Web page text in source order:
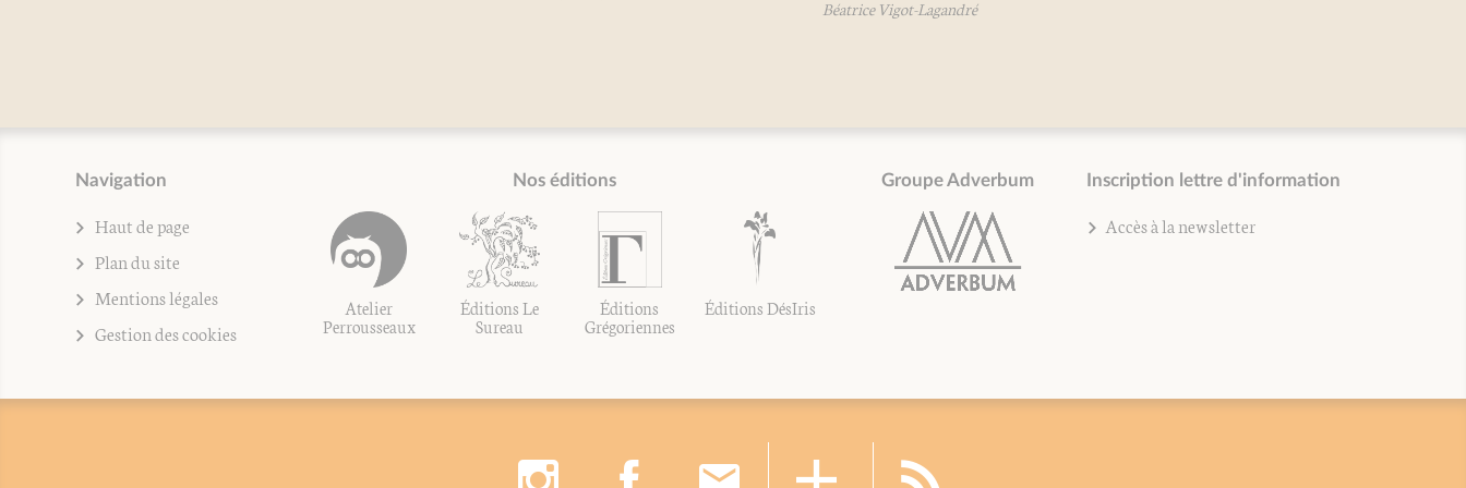
Béatrice Vigot-Lagandré
Navigation
Haut de page
Plan du site
Mentions légales
Gestion des cookies
Nos éditions
Atelier
Perrousseaux
Éditions Le
Sureau
Éditions
Grégoriennes
Éditions DésIris
Groupe Adverbum Inscription lettre d'information
Accès à la newsletter